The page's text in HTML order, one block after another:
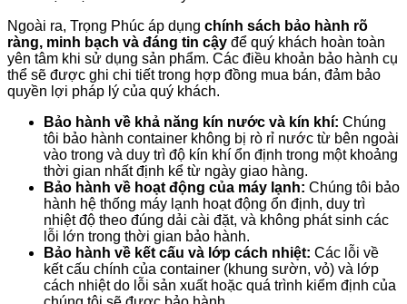
Ngoài ra, Trọng Phúc áp dụng chính sách bảo hành rõ
ràng, minh bạch và đáng tin cậy để quý khách hoàn toàn
yên tâm khi sử dụng sản phẩm. Các điều khoản bảo hành cụ
thể sẽ được ghi chi tiết trong hợp đồng mua bán, đảm bảo
quyền lợi pháp lý của quý khách.
Bảo hành về khả năng kín nước và kín khí: Chúng
tôi bảo hành container không bị rò rỉ nước từ bên ngoài
vào trong và duy trì độ kín khí ổn định trong một khoảng
thời gian nhất định kể từ ngày giao hàng.
Bảo hành về hoạt động của máy lạnh: Chúng tôi bảo
hành hệ thống máy lạnh hoạt động ổn định, duy trì
nhiệt độ theo đúng dải cài đặt, và không phát sinh các
lỗi lớn trong thời gian bảo hành.
Bảo hành về kết cấu và lớp cách nhiệt: Các lỗi về
kết cấu chính của container (khung sườn, vỏ) và lớp
cách nhiệt do lỗi sản xuất hoặc quá trình kiểm định của